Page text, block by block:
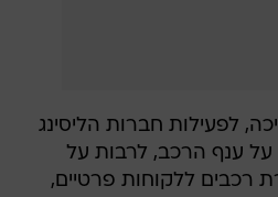
לפעילות חברות הליסינג
ענף הרכב, לרבות על
רכבים ללקוחות פרטיים,